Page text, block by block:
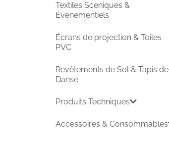
Textiles Sceniques &
Évenementiels
Écrans de projection & Toiles
PVC
Revêtements de Sol & Tapis de
Danse
Produits Techniques
Accessoires & Consommables